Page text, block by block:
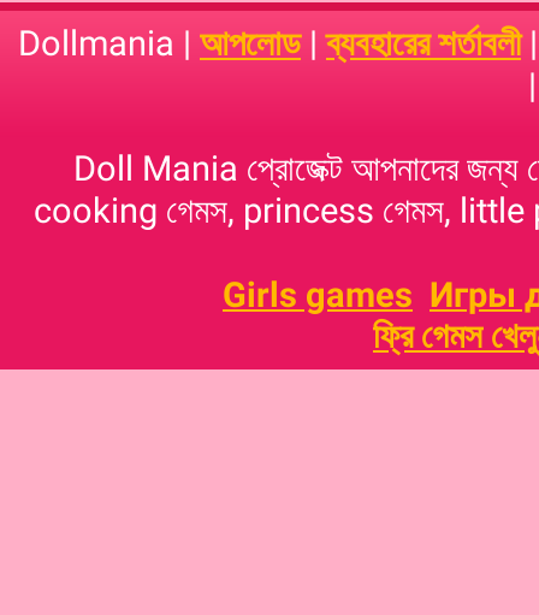
Dollmania | আপলোড|ব্যবহারের শর্তাবলী
Doll Mania প্রোজেক্ট আপনাদের
cooking গেমস, princess গেমস, little
Girls games Игры
ফ্রি গেমস